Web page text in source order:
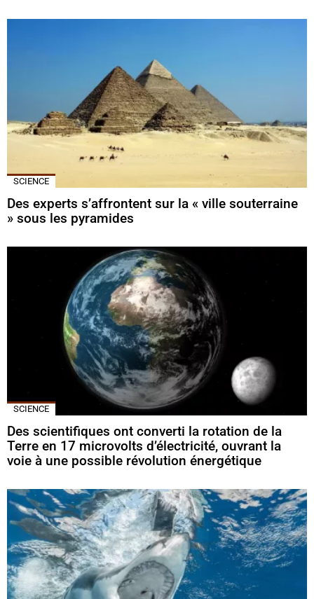
SCIENCE
Des experts s’affrontent sur la « ville souterraine
» sous les pyramides
SCIENCE
Des scientifiques ont converti la rotation de la
Terre en 17 microvolts d’électricité, ouvrant la
voie à une possible révolution énergétique